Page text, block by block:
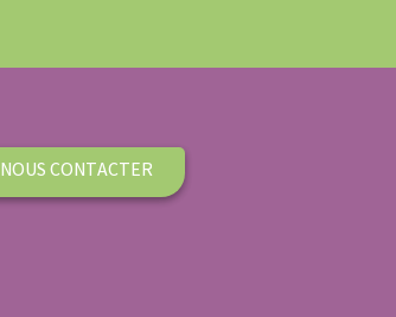
NOUS CONTACTER